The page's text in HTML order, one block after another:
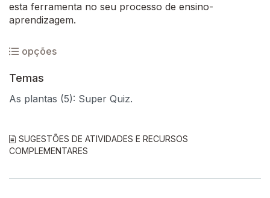
esta ferramenta no seu processo de ensino-
aprendizagem.
opções
Temas
As plantas (5): Super Quiz.
SUGESTÕES DE ATIVIDADES E RECURSOS
COMPLEMENTARES